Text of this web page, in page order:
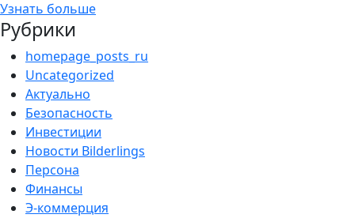
Узнать больше
Рубрики
homepage_posts_ru
Uncategorized
Актуально
Безопасность
Инвестиции
Новости Bilderlings
Персона
Финансы
Э-коммерция